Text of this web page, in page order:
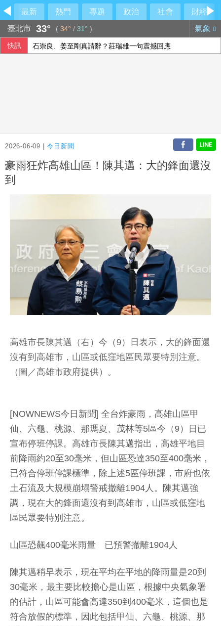
最新 熱門 專題 政治 社會
財經
臺北市 33° ( 34° / 31° ) 氣象
快訊 石崇良、姜至剛真請辭？莊瑞雄一句震撼回應
2026-06-09 |今日新聞
豪雨狂炸高雄山區！陳其邁：大的鋒面還沒
到
高雄市長陳其邁（右）今（9）日表示，大的鋒面還
沒有到高雄市，山區或低窪地區民眾要特別注意。
（圖／高雄市政府提供）。
[NOWNEWS今日新聞] 全台炸豪雨，高雄山區甲
仙、六龜、桃源、那瑪夏、茂林等5區今（9）日已
宣布停班停課。高雄市長陳其邁指出，高雄平地目
前降雨約20至30毫米，但山區恐達350至400毫米，
已符合停班停課標準，除上述5區停班課，市府也依
土石流及大規模崩塌警戒撤離1904人。陳其邁強
調，現在大的鋒面還沒有到高雄市，山區或低窪地
區民眾要特別注意。
山區恐飆400毫米雨量 已預警撤離1904人
陳其邁稍早表示，現在平均在平地的降雨量是20到
30毫米，最主要比較擔心是山區，根據中央氣象署
的估計，山區可能會高達350到400毫米，這個也是
符合放假的標準，因此包括甲仙、六龜、桃源、那